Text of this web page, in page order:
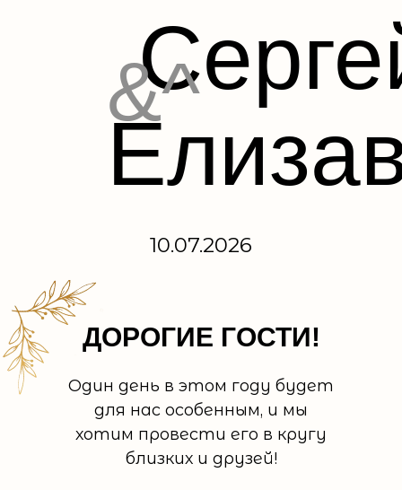
&^
10.07.2026
ДОРОГИЕ ГОСТИ!
Один день в этом году будет
для нас особенным, и мы
хотим провести его в кругу
близких и друзей!